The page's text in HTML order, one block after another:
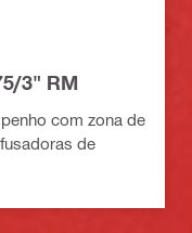
3" RM
com zona de
de